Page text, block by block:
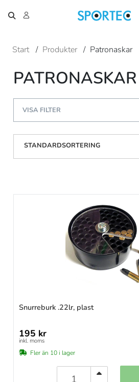
Start / Produkter / Patronaskar
PATRONASKAR
VISA FILTER
STANDARDSORTERING
Snurreburk .22lr, plast
195 kr
inkl. moms
Fler än 10 i lager